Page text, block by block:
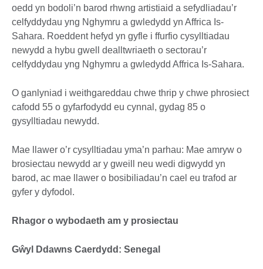
oedd yn bodoli’n barod rhwng artistiaid a sefydliadau’r
celfyddydau yng Nghymru a gwledydd yn Affrica Is-
Sahara. Roeddent hefyd yn gyfle i ffurfio cysylltiadau
newydd a hybu gwell dealltwriaeth o sectorau’r
celfyddydau yng Nghymru a gwledydd Affrica Is-Sahara.
O ganlyniad i weithgareddau chwe thrip y chwe phrosiect
cafodd 55 o gyfarfodydd eu cynnal, gydag 85 o
gysylltiadau newydd.
Mae llawer o’r cysylltiadau yma’n parhau: Mae amryw o
brosiectau newydd ar y gweill neu wedi digwydd yn
barod, ac mae llawer o bosibiliadau’n cael eu trafod ar
gyfer y dyfodol.
Rhagor o wybodaeth am y prosiectau
Gŵyl Ddawns Caerdydd: Senegal